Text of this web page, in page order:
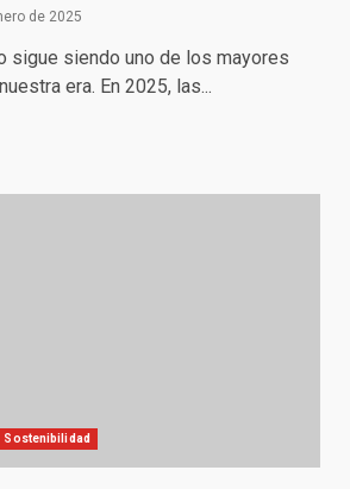
de 2025
sigue siendo uno de los mayores
era. En 2025, las...
Sostenibilidad